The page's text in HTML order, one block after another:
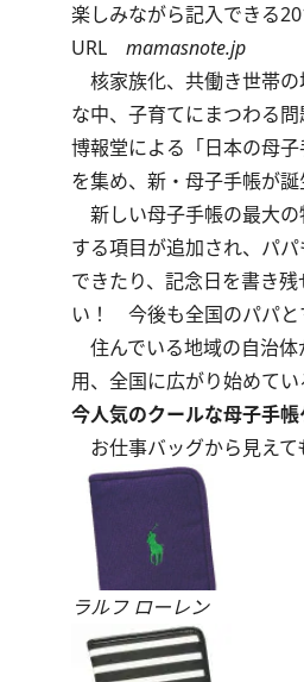
楽しみながら記入できる
URL mamasnote.jp
核家族化、共働き世帯
な中、子育てにまつわる
博報堂による「日本の母
を集め、新・母子手帳が誕
新しい母子手帳の最大の
する項目が追加され、パ
できたり、記念日を書き
い！ 今後も全国のパパと
住んでいる地域の自治体
用、全国に広がり始めてい
今人気のクールな母子手帳
お仕事バッグから見えて
ラルフ ローレン